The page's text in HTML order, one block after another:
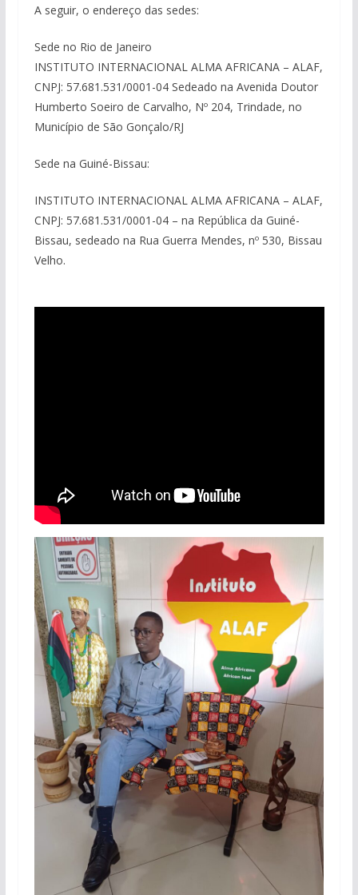
A seguir, o endereço das sedes:
Sede no Rio de Janeiro
INSTITUTO INTERNACIONAL ALMA AFRICANA – ALAF,
CNPJ: 57.681.531/0001-04 Sedeado na Avenida Doutor
Humberto Soeiro de Carvalho, Nº 204, Trindade, no
Município de São Gonçalo/RJ
Sede na Guiné-Bissau:
INSTITUTO INTERNACIONAL ALMA AFRICANA – ALAF,
CNPJ: 57.681.531/0001-04 – na República da Guiné-
Bissau, sedeado na Rua Guerra Mendes, nº 530, Bissau
Velho.